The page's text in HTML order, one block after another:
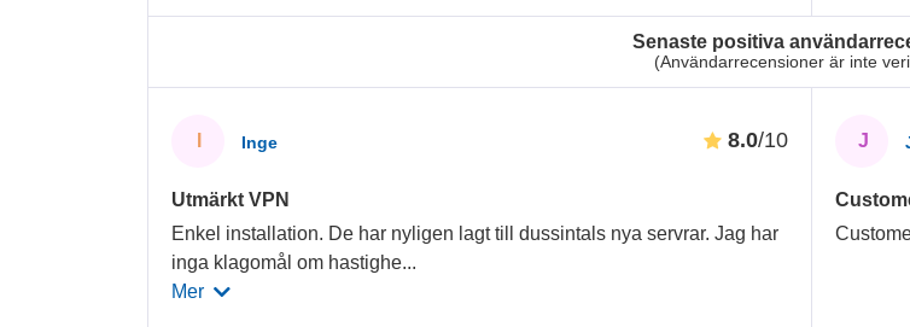
Senaste positiva
(Användarrecensioner är inte
Inge 8.0/10
Utmärkt VPN
Enkel installation. De har nyligen lagt till dussintals nya servrar. Jag har
inga klagomål om hastighe...
Mer
J